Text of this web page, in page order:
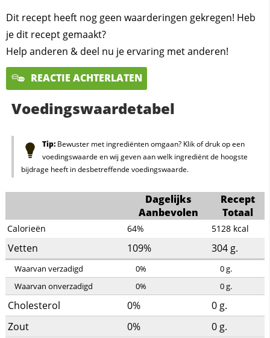
Dit recept heeft nog geen waarderingen gekregen! Heb
je dit recept gemaakt?
Help anderen & deel nu je ervaring met anderen!
REACTIE ACHTERLATEN
Voedingswaardetabel
Tip:Bewuster met ingrediënten omgaan? Klik of druk op een
voedingswaarde en wij geven aan welk ingrediënt de hoogste
bijdrage heeft in desbetreffende voedingswaarde.
Dagelijks
Aanbevolen
Recept
Totaal
Calorieën 64% 5128 kcal
Vetten 109% 304 g.
Waarvan verzadigd 0% 0g.
Waarvan onverzadigd
0% 0g.
Cholesterol 0% 0 g.
Zout
0% 0 g.